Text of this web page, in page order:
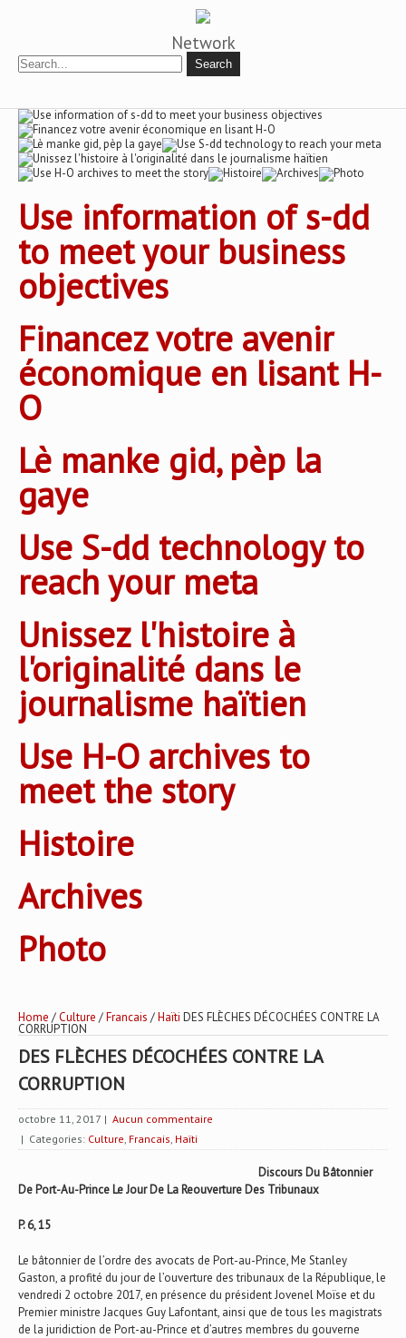
Network
Use information of s-dd
to meet your business
objectives
Financez votre avenir
économique en lisant H-
O
Lè manke gid, pèp la
gaye
Use S-dd technology to
reach your meta
Unissez l'histoire à
l'originalité dans le
journalisme haïtien
Use H-O archives to
meet the story
Histoire
Archives
Photo
Home /Culture /Francais /Haïti DES FLÈCHES DÉCOCHÉES CONTRE LA
CORRUPTION
DES FLÈCHES DÉCOCHÉES CONTRE LA
CORRUPTION
octobre 11, 2017 | Aucun commentaire
| Categories: Culture, Francais, Haïti
Discours Du Bâtonnier
De Port-Au-Prince Le Jour De La Reouverture Des Tribunaux
P. 6, 15
Le bâtonnier de l’ordre des avocats de Port-au-Prince, Me Stanley
Gaston, a profité du jour de l’ouverture des tribunaux de la République, le
vendredi 2 octobre 2017, en présence du président Jovenel Moïse et du
Premier ministre Jacques Guy Lafontant, ainsi que de tous les magistrats
de la juridiction de Port-au-Prince et d’autres membres du gouverne